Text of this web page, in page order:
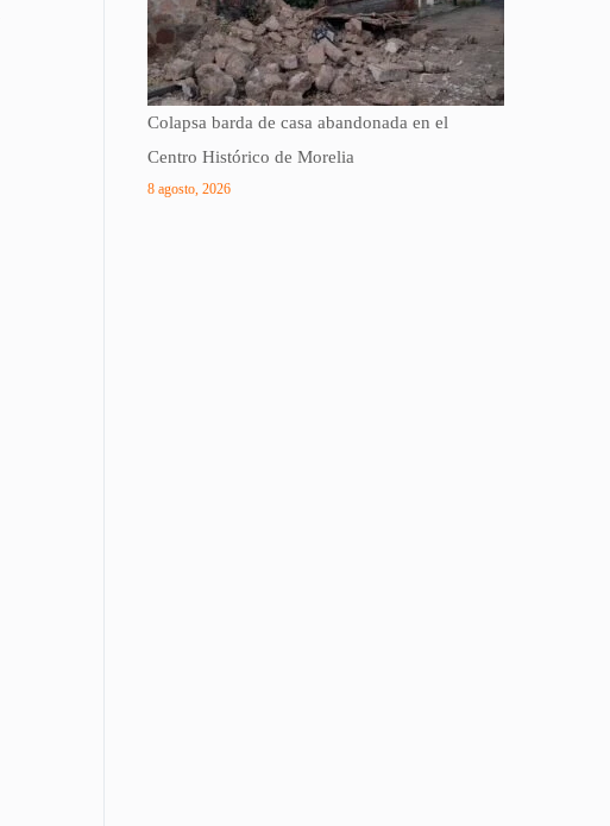
Colapsa barda de casa abandonada en el
Centro Histórico de Morelia
8 agosto, 2026